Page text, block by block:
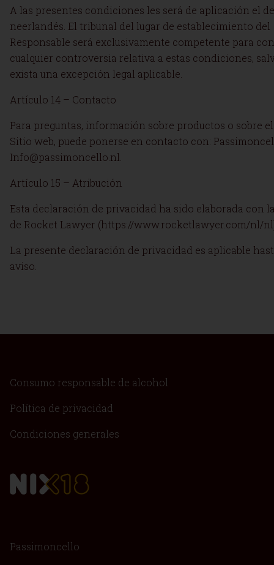
A las presentes condiciones les será de aplicación el
neerlandés. El tribunal del lugar de establecimiento del
Responsable será exclusivamente competente para
cualquier controversia relativa a estas condiciones,
exista una excepción legal aplicable.
Artículo 14 – Contacto
Para preguntas, información sobre productos o sobre
Sitio web, puede ponerse en contacto con:
Info@passimoncello.nl.
Artículo 15 – Atribución
Esta declaración de privacidad ha sido elaborada con
de Rocket Lawyer (https://www.rocketlawyer.com/nl/
La presente declaración de privacidad es aplicable
aviso.
Consumo responsable de alcohol
Política de privacidad
Condiciones generales
Passimoncello